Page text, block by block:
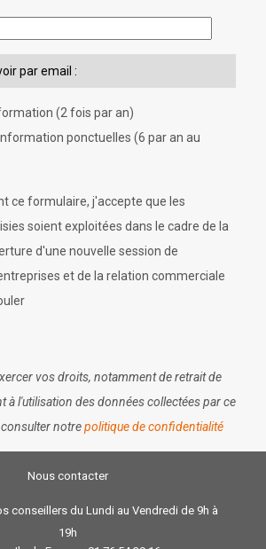
champ vide.
par email :
(2 fois par an)
ponctuelles (6 par an au
ce formulaire, j'accepte que les
soient exploitées dans le cadre de la
d'une nouvelle session de
et de la relation commerciale
vos droits, notamment de retrait de
à l'utilisation des données collectées par ce
notrepolitique de confidentialité
Nous contacter
conseillers du Lundi au Vendredi de 9h à
19h